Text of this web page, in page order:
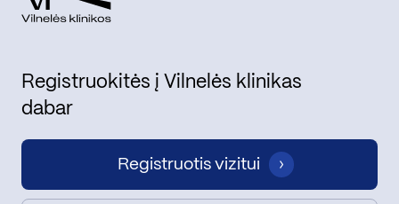
Registruokitės į Vilnelės klinikas
dabar
Registruotis vizitui